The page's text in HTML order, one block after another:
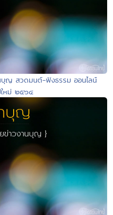
ญ สวดมนต์-ฟังธรรม ออนไลน์
หม่ ๒๕๖๔